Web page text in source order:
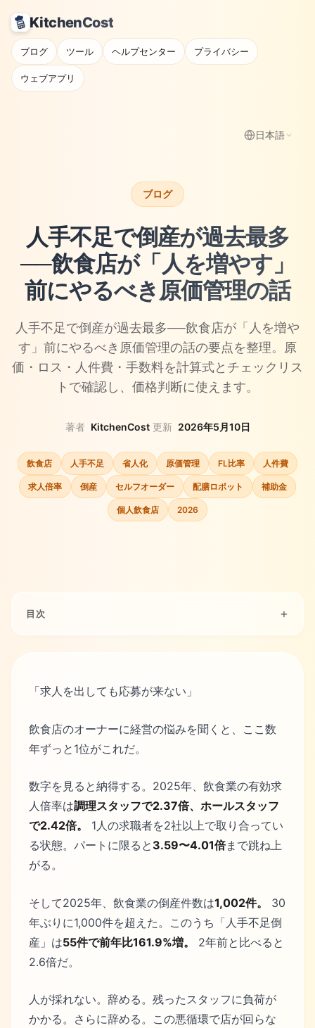
KitchenCost
ブログ ツール ヘルプセンター プライバシー
ウェブアプリ
日本語
ブログ
人手不足で倒産が過去最多
──飲食店が「人を増やす」
前にやるべき原価管理の話
人手不足で倒産が過去最多──飲食店が「人を増や
す」前にやるべき原価管理の話の要点を整理。原
価・ロス・人件費・手数料を計算式とチェックリス
トで確認し、価格判断に使えます。
著者 KitchenCost· 更新 2026年5月10日
飲食店 人手不足 省人化 原価管理 FL比率 人件費
求人倍率 倒産 セルフオーダー 配膳ロボット 補助金
個人飲食店 2026
目次
「求人を出しても応募が来ない」
飲食店のオーナーに経営の悩みを聞くと、ここ数
年ずっと1位がこれだ。
数字を見ると納得する。2025年、飲食業の有効求
人倍率は調理スタッフで2.37倍、ホールスタッフ
で2.42倍。
1人の求職者を2社以上で取り合ってい
る状態。パートに限ると 3.59〜4.01倍まで跳ね上
がる。
そして2025年、飲食業の倒産件数は1,002件。
30
年ぶりに1,000件を超えた。このうち「人手不足倒
産」は55件で前年比161.9%増。
2年前と比べると
2.6倍だ。
人が採れない。辞める。残ったスタッフに負荷が
かかる。さらに辞める。この悪循環で店が回らな